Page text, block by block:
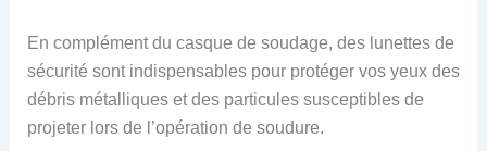
En complément du casque de soudage, des lunettes de
sécurité sont indispensables pour protéger vos yeux des
débris métalliques et des particules susceptibles de
projeter lors de l’opération de soudure.